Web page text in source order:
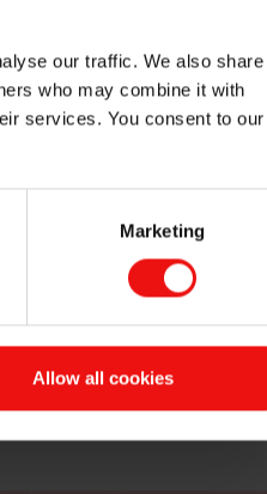
our traffic. We also share
who may combine it with
services. You consent to our
Marketing
Allow all cookies
一家新的生物碳试点工厂。
威萨尔腾开设新的能源回收工
方创造价值。为履行自己的使